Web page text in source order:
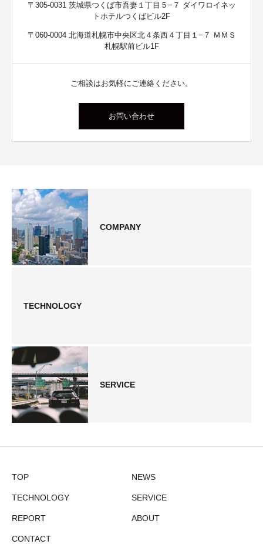
〒305-0031 茨城県つくば市吾妻１丁目５−７ ダイワロイネッ
トホテルつくばビル2F
〒060-0004 北海道札幌市中央区北４条西４丁目１−７ ＭＭＳ
札幌駅前ビル1F
ご相談はお気軽にご連絡ください。
お問い合わせ
COMPANY
TECHNOLOGY
SERVICE
TOP NEWS
TECHNOLOGY SERVICE
REPORT ABOUT
CONTACT